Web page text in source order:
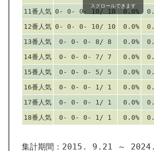
11番人気 0- 0- 0- 10/ 10 0.0%
12番人気 0- 0- 0- 10/ 10 0.0%
13番人気
0- 0- 0- 8/ 8 0.0%
14番人気
0- 0- 0- 7/ 7 0.0%
15番人気
0- 0- 0- 5/ 5 0.0%
16番人気
0- 0- 0- 1/ 1 0.0%
17番人気
0- 0- 0- 1/ 1 0.0%
18番人気
0- 0- 0- 1/ 1 0.0%
スクロールできます
集計期間：2015. 9.21 ～